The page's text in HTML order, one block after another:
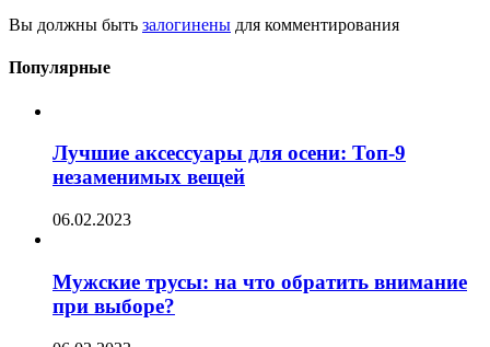
Вы должны быть залогинены для комментирования
Популярные
Лучшие аксессуары для осени: Топ-9
незаменимых вещей
06.02.2023
Мужские трусы: на что обратить внимание
при выборе?